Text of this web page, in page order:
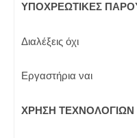
ΥΠΟΧΡΕΩΤΙΚΕΣ
Διαλέξεις όχι
Εργαστήρια ναι
ΧΡΗΣΗ ΤΕΧΝΟΛΟΓΙΩΝ